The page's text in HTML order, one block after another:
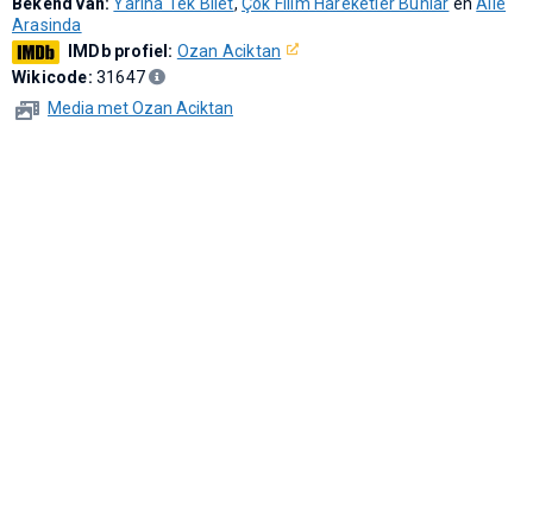
Bekend van:Yarina Tek Bilet,Çok Filim Hareketler Bunlar enAile
Arasinda
IMDb profiel: Ozan Aciktan
Wikicode: 31647
Media met Ozan Aciktan